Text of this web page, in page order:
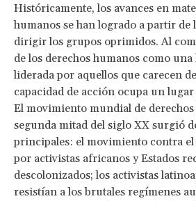
Históricamente, los avances en
humanos se han logrado a partir de
dirigir los grupos oprimidos. Al
de los derechos humanos como
liderada por aquellos que carecen
capacidad de acción ocupa un
El movimiento mundial de
segunda mitad del siglo XX surgió
principales: el movimiento contra
por activistas africanos y Estados
descolonizados; los activistas
resistían a los brutales regímenes